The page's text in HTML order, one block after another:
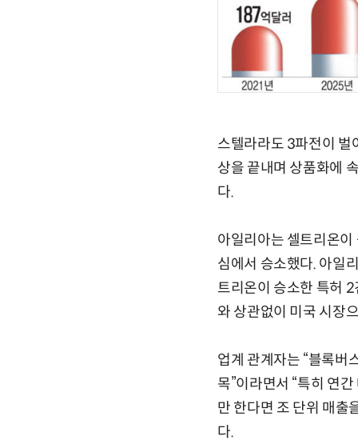
스텔라라도 3파전이 벌
상을 끝내며 상품화에
다.
아일리아는 셀트리온
심에서 승소했다. 아일
트리온이 승소한 특허
와 상관없이 미국 시장
업계 관계자는 “블록버
목”이라면서 “특히 연
만 한다면 조 단위 매출
다.